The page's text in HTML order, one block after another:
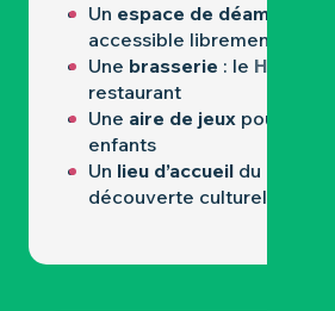
Un espace de déambulation
accessible librement
Une brasserie : le Hellcity
restaurant
Une aire de jeux pour les
enfants
Un lieu d’accueil du public
découverte culturel (en